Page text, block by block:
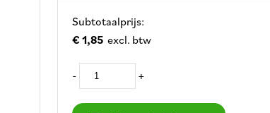
Subtotaalprijs:
€ 1,85 excl. btw
- +